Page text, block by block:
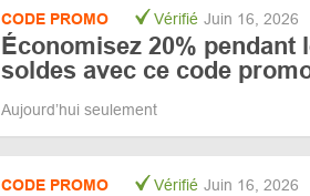
CODE PROMO Vérifié Juin 16, 2026
Économisez 20% pendant
soldes avec ce code
Aujourd’hui seulement
CODE PROMO Vérifié Juin 16, 2026